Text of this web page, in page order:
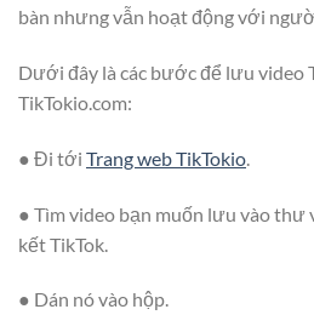
bàn nhưng vẫn hoạt động với
Dưới đây là các bước để lưu video
TikTokio.com:
● Đi tới Trang web TikTokio
● Tìm video bạn muốn lưu vào thư
kết TikTok.
● Dán nó vào hộp.